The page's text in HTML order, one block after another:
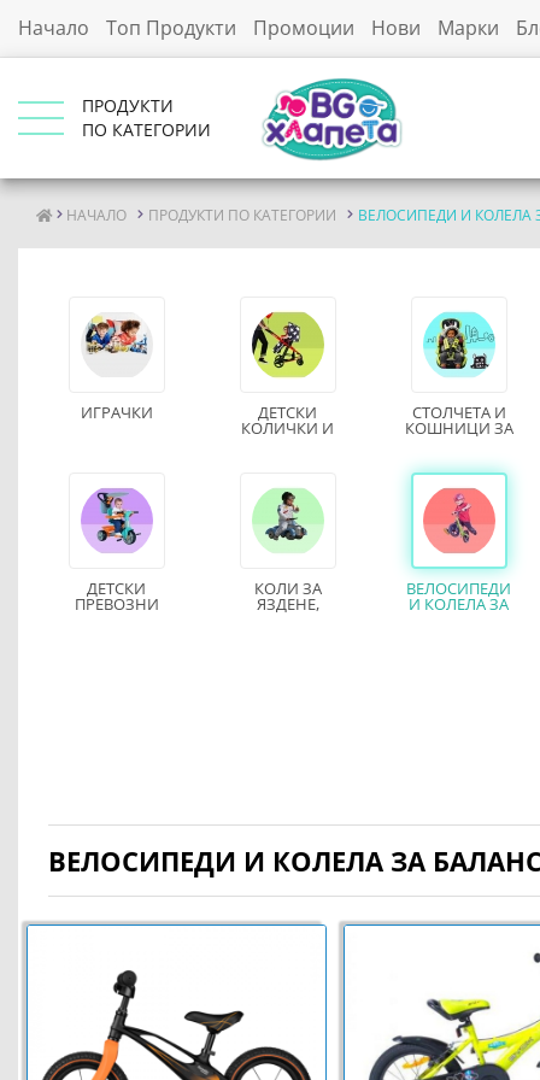
Начало Топ Продукти Промоции Нови Марки
ПРОДУКТИ
ПО КАТЕГОРИИ
НАЧАЛО ПРОДУКТИ ПО КАТЕГОРИИ ВЕЛОСИПЕДИ И КОЛЕЛА
ИГРАЧКИ ДЕТСКИ
КОЛИЧКИ И
СТОЛЧЕТА И
КОШНИЦИ ЗА
КОЛА
ДЕТСКИ
ПРЕВОЗНИ
КОЛИ ЗА
ЯЗДЕНЕ,
КОНЧЕТА И
ВЕЛОСИПЕДИ
И КОЛЕЛА ЗА
ВЕЛОСИПЕДИ И КОЛЕЛА ЗА БАЛАНС